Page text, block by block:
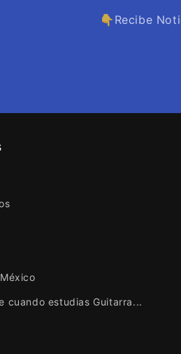
👇Recibe
cuando estudias Guitarra...